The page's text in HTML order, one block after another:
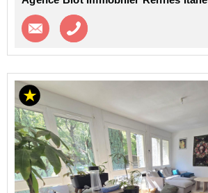
Contacter l'agence